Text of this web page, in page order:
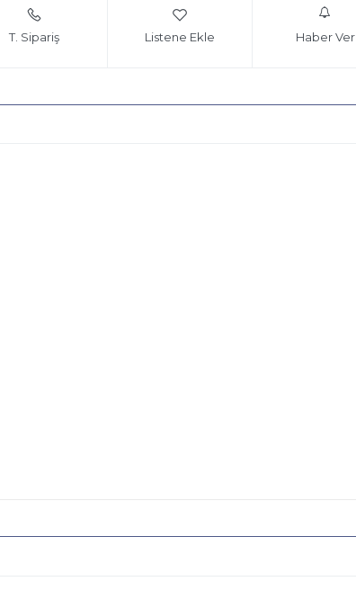
T. Sipariş Listene Ekle Haber Ver